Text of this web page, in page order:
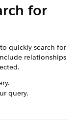
for
quickly search for
relationships
query.